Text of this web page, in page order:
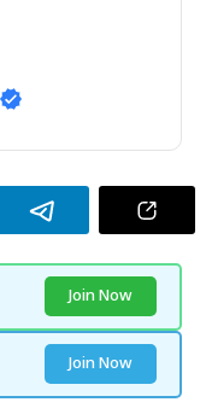
Join Now
Join Now